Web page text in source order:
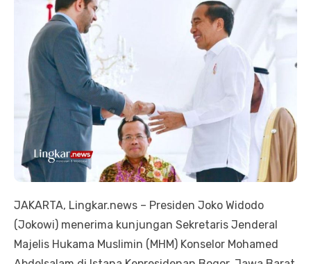
JAKARTA, Lingkar.news – Presiden Joko Widodo
(Jokowi) menerima kunjungan Sekretaris Jenderal
Majelis Hukama Muslimin (MHM) Konselor Mohamed